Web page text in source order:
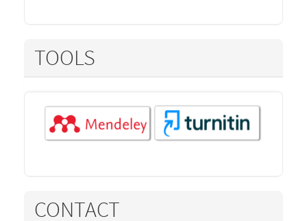
TOOLS
CONTACT